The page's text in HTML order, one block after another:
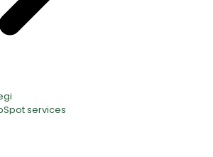
services